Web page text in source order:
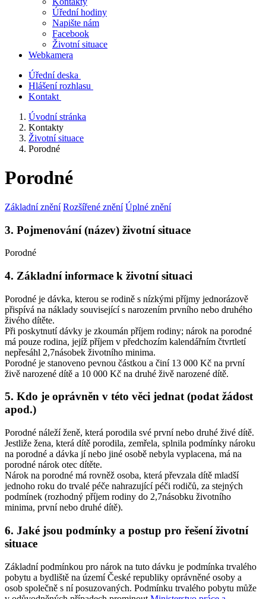
Úřední hodiny
Napište nám
Facebook
Životní situace
Webkamera
Úřední deska
Hlášení rozhlasu
Kontakt
Úvodní stránka
Kontakty
Životní situace
Porodné
Porodné
Základní znění Rozšířené znění Úplné znění
3. Pojmenování (název) životní situace
Porodné
4. Základní informace k životní situaci
Porodné je dávka, kterou se rodině s nízkými příjmy jednorázově
přispívá na náklady související s narozením prvního nebo druhého
živého dítěte.
Při poskytnutí dávky je zkoumán příjem rodiny; nárok na porodné
má pouze rodina, jejíž příjem v předchozím kalendářním čtvrtletí
nepřesáhl 2,7násobek životního minima.
Porodné je stanoveno pevnou částkou a činí 13 000 Kč na první
živě narozené dítě a 10 000 Kč na druhé živě narozené dítě.
5. Kdo je oprávněn v této věci jednat (podat žádost
apod.)
Porodné náleží ženě, která porodila své první nebo druhé živé dítě.
Jestliže žena, která dítě porodila, zemřela, splnila podmínky nároku
na porodné a dávka jí nebo jiné osobě nebyla vyplacena, má na
porodné nárok otec dítěte.
Nárok na porodné má rovněž osoba, která převzala dítě mladší
jednoho roku do trvalé péče nahrazující péči rodičů, za stejných
podmínek (rozhodný příjem rodiny do 2,7násobku životního
minima, první nebo druhé dítě).
6. Jaké jsou podmínky a postup pro řešení životní
situace
Základní podmínkou pro nárok na tuto dávku je podmínka trvalého
pobytu a bydliště na území České republiky oprávněné osoby a
osob společně s ní posuzovaných. Podmínku trvalého pobytu může